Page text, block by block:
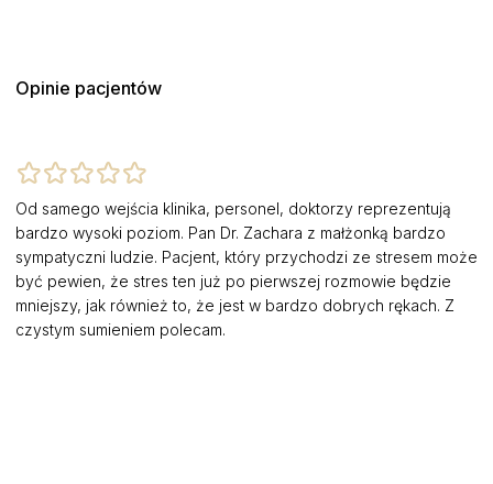
Opinie pacjentów
Od samego wejścia klinika, personel, doktorzy reprezentują
bardzo wysoki poziom. Pan Dr. Zachara z małżonką bardzo
sympatyczni ludzie. Pacjent, który przychodzi ze stresem może
być pewien, że stres ten już po pierwszej rozmowie będzie
mniejszy, jak również to, że jest w bardzo dobrych rękach. Z
czystym sumieniem polecam.